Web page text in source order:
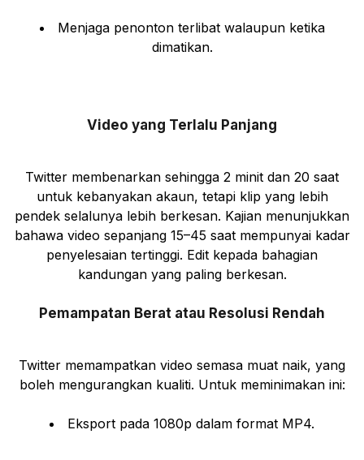
Menjaga penonton terlibat walaupun ketika
dimatikan.
Video yang Terlalu Panjang
Twitter membenarkan sehingga 2 minit dan 20 saat
untuk kebanyakan akaun, tetapi klip yang lebih
pendek selalunya lebih berkesan. Kajian menunjukkan
bahawa video sepanjang 15–45 saat mempunyai kadar
penyelesaian tertinggi. Edit kepada bahagian
kandungan yang paling berkesan.
Pemampatan Berat atau Resolusi Rendah
Twitter memampatkan video semasa muat naik, yang
boleh mengurangkan kualiti. Untuk meminimakan ini:
Eksport pada 1080p dalam format MP4.